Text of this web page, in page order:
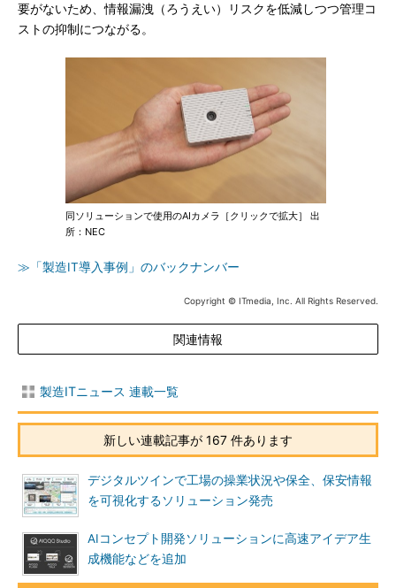
要がないため、情報漏洩（ろうえい）リスクを低減しつつ管理コ
ストの抑制につながる。
同ソリューションで使用のAIカメラ［クリックで拡大］ 出
所：NEC
≫「製造IT導入事例」のバックナンバー
Copyright © ITmedia, Inc. All Rights Reserved.
関連情報
製造ITニュース 連載一覧
新しい連載記事が 167 件あります
デジタルツインで工場の操業状況や保全、保安情報
を可視化するソリューション発売
AIコンセプト開発ソリューションに高速アイデア生
成機能などを追加